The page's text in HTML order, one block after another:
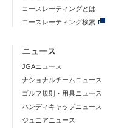
コースレーティングとは
コースレーティング検索
ニュース
JGAニュース
ナショナルチームニュース
ゴルフ規則・用具ニュース
ハンディキャップニュース
ジュニアニュース